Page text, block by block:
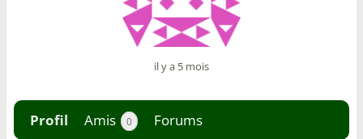
il y a 5 mois
Profil Amis 0 Forums